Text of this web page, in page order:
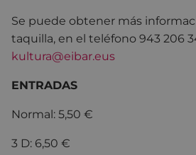
Se puede obtener más
taquilla, en el teléfono 943 206
kultura@eibar.eus
ENTRADAS
Normal: 5,50 €
3 D: 6,50 €